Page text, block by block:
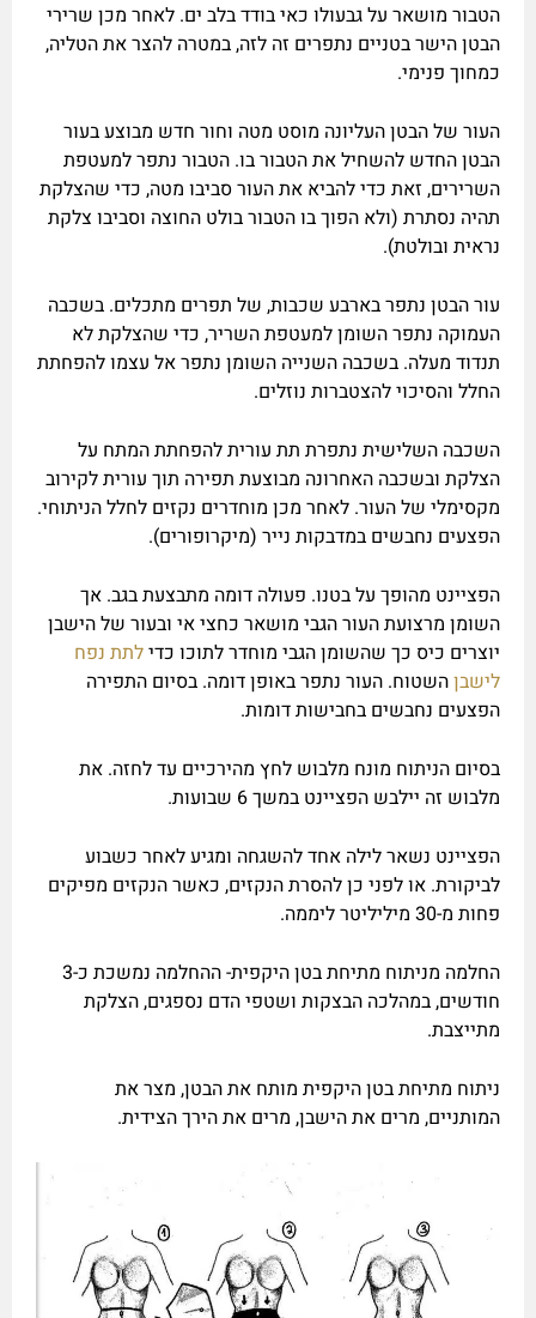
הטבור מושאר על גבעולו כאי בודד בלב ים. לאחר מכן שרירי
הבטן הישר בטניים נתפרים זה לזה, במטרה להצר את הטליה,
כמחוך פנימי.
העור של הבטן העליונה מוסט מטה וחור חדש מבוצע בעור
הבטן החדש להשחיל את הטבור בו. הטבור נתפר למעטפת
השרירים, זאת כדי להביא את העור סביבו מטה, כדי שהצלקת
תהיה נסתרת (ולא הפוך בו הטבור בולט החוצה וסביבו צלקת
נראית ובולטת).
עור הבטן נתפר בארבע שכבות, של תפרים מתכלים. בשכבה
העמוקה נתפר השומן למעטפת השריר, כדי שהצלקת לא
תנדוד מעלה. בשכבה השנייה השומן נתפר אל עצמו להפחתת
החלל והסיכוי להצטברות נוזלים.
השכבה השלישית נתפרת תת עורית להפחתת המתח על
הצלקת ובשכבה האחרונה מבוצעת תפירה תוך עורית לקירוב
מקסימלי של העור. לאחר מכן מוחדרים נקזים לחלל הניתוחי.
הפצעים נחבשים במדבקות נייר (מיקרופורים).
הפציינט מהופך על בטנו. פעולה דומה מתבצעת בגב. אך
השומן מרצועת העור הגבי מושאר כחצי אי ובעור של הישבן
יוצרים כיס כך שהשומן הגבי מוחדר לתוכו כדילתת נפח
לישבןהשטוח. העור נתפר באופן דומה. בסיום התפירה
הפצעים נחבשים בחבישות דומות.
בסיום הניתוח מונח מלבוש לחץ מהירכיים עד לחזה. את
מלבוש זה יילבש הפציינט במשך 6 שבועות.
הפציינט נשאר לילה אחד להשגחה ומגיע לאחר כשבוע
לביקורת. או לפני כן להסרת הנקזים, כאשר הנקזים מפיקים
פחות מ-30 מיליליטר ליממה.
החלמה מניתוח מתיחת בטן היקפית- ההחלמה נמשכת כ-3
חודשים, במהלכה הבצקות ושטפי הדם נספגים, הצלקת
מתייצבת.
ניתוח מתיחת בטן היקפית מותח את הבטן, מצר את
המותניים, מרים את הישבן, מרים את הירך הצידית.